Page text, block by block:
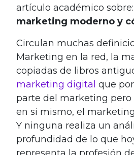
artículo académico sobre:
marketing moderno y
Circulan muchas
Marketing en la red, la
copiadas de libros
marketing digital que
parte del marketing
en si mismo, el
Y ninguna realiza un
profundidad de lo que